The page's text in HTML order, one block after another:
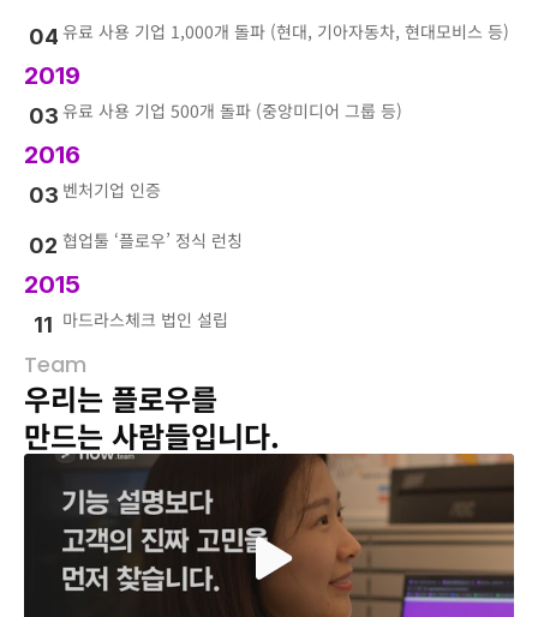
04 유료 사용 기업 1,000개 돌파 (현대, 기아자동차, 현대모비스 등)
2019
03 유료 사용 기업 500개 돌파 (중앙미디어 그룹 등)
2016
03 벤처기업 인증
02 협업툴 ‘플로우’ 정식 런칭
2015
11 마드라스체크 법인 설립
Team
우리는 플로우를
만드는 사람들입니다.